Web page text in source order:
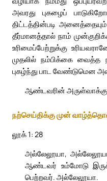
அவரது புகழைப்
திட்டத்தின்படி
தீர்மானத்தால் நாம்
உரிமைப்பேற்றுக்கு
முதலில் நம்பிக்கை வைத்த
புகழ்ந்து பாட வேண்டுமென
ஆண்டவரின்
நற்செய்திக்கு முன்
லூக் 1: 28
அல்லேலூயா,
ஆண்டவர் உம்மோடு
பெற்றவர். அல்லேலூயா.